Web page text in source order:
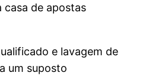
de apostas
e lavagem de
um suposto